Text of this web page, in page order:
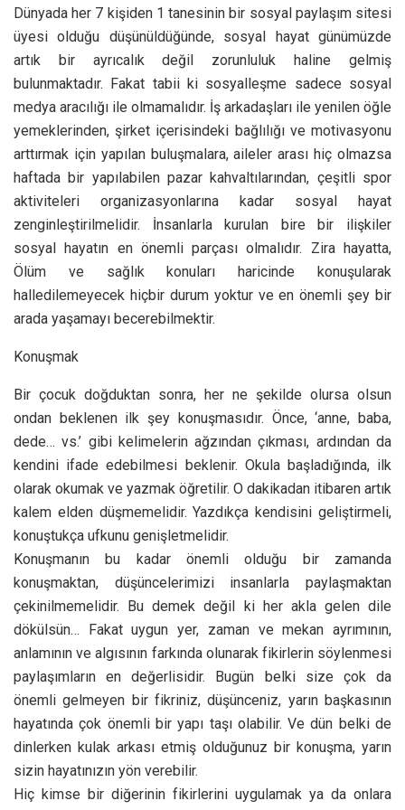
Dünyada her 7 kişiden 1 tanesinin bir sosyal paylaşım sitesi
üyesi olduğu düşünüldüğünde, sosyal hayat günümüzde
artık bir ayrıcalık değil zorunluluk haline gelmiş
bulunmaktadır. Fakat tabii ki sosyalleşme sadece sosyal
medya aracılığı ile olmamalıdır. İş arkadaşları ile yenilen öğle
yemeklerinden, şirket içerisindeki bağlılığı ve motivasyonu
arttırmak için yapılan buluşmalara, aileler arası hiç olmazsa
haftada bir yapılabilen pazar kahvaltılarından, çeşitli spor
aktiviteleri organizasyonlarına kadar sosyal hayat
zenginleştirilmelidir. İnsanlarla kurulan bire bir ilişkiler
sosyal hayatın en önemli parçası olmalıdır. Zira hayatta,
Ölüm ve sağlık konuları haricinde konuşularak
halledilemeyecek hiçbir durum yoktur ve en önemli şey bir
arada yaşamayı becerebilmektir.
Konuşmak
Bir çocuk doğduktan sonra, her ne şekilde olursa olsun
ondan beklenen ilk şey konuşmasıdır. Önce, ‘anne, baba,
dede… vs.’ gibi kelimelerin ağzından çıkması, ardından da
kendini ifade edebilmesi beklenir. Okula başladığında, ilk
olarak okumak ve yazmak öğretilir. O dakikadan itibaren artık
kalem elden düşmemelidir. Yazdıkça kendisini geliştirmeli,
konuştukça ufkunu genişletmelidir.
Konuşmanın bu kadar önemli olduğu bir zamanda
konuşmaktan, düşüncelerimizi insanlarla paylaşmaktan
çekinilmemelidir. Bu demek değil ki her akla gelen dile
dökülsün… Fakat uygun yer, zaman ve mekan ayrımının,
anlamının ve algısının farkında olunarak fikirlerin söylenmesi
paylaşımların en değerlisidir. Bugün belki size çok da
önemli gelmeyen bir fikriniz, düşünceniz, yarın başkasının
hayatında çok önemli bir yapı taşı olabilir. Ve dün belki de
dinlerken kulak arkası etmiş olduğunuz bir konuşma, yarın
sizin hayatınızın yön verebilir.
Hiç kimse bir diğerinin fikirlerini uygulamak ya da onlara